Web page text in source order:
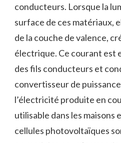
conducteurs. Lorsque la
surface de ces matériaux,
de la couche de valence,
électrique. Ce courant est
des fils conducteurs et
convertisseur de
l’électricité produite en
utilisable dans les maisons
cellules photovoltaïques